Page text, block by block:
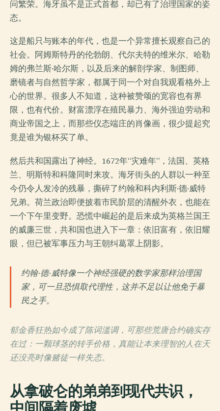
问繁荣。海牙虽不是正式首都，却已有了治理国家的姿
态。
这是船只与账本的年代，也是一个异常擅长观察自己的
社会。阿姆斯特丹的伦勃朗、代尔夫特的维米尔、哈勒
姆的弗兰斯·哈尔斯，以及后来的解剖学家、制图师、
磨镜者与自然哲学家，都属于同一个对自我观看格外上
心的世界。很多人不知道，这种被赞颂的宽容也有界
限，也有代价。财富漂浮在殖民暴力、海外强迫劳动和
商业帝国之上，而那些仪态端庄的肖像画，很少提起究
竟是谁为银杯买了单。
然后共和国露出了神经。1672年“灾难年”，法国、英格
兰、明斯特和科隆同时来攻。海牙街头的人群以一种至
今仍令人发冷的残暴，撕碎了约翰和科内利斯·德·威特
兄弟。荷兰政治即便披着市民阶层的清醒外衣，也能在
一个下午里变野。恐慌中崛起的是后来成为英格兰国王
的威廉三世，共和国也进入下一章：依旧富有，依旧耀
眼，但已被军事压力与王朝纠葛罩上阴影。
约翰·德·威特像一个神经强硬的数学家那样治理国
家，可一旦恐惧取代理性，这并不足以让他免于暴
民之手。
郁金香狂热如今成了陈词滥调，可那些荒唐合约确实存
在过：一颗球茎的转手价格，真能让本来理智的人在天
还没亮时像赌徒一样失态。
从拿破仑的弟弟到现代共识，